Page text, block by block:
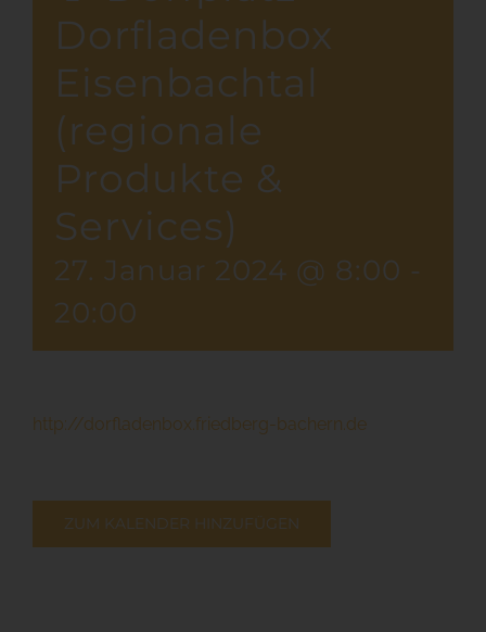
Dorfladenbox
Eisenbachtal
(regionale
Produkte &
Services)
27. Januar 2024 @ 8:00 -
20:00
http://dorfladenbox.friedberg-bachern.de
ZUM KALENDER HINZUFÜGEN